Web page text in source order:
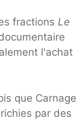
fractions Le
l'achat
que Carnage
par des